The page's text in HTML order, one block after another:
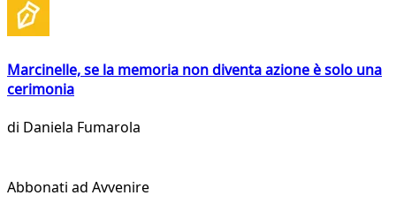
Marcinelle, se la memoria non diventa azione è solo una
cerimonia
di Daniela Fumarola
Abbonati ad Avvenire